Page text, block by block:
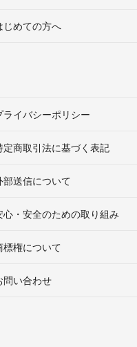
じめての方へ
ライバシーポリシー
定商取引法に基づく表記
部送信について
心・安全のための取り組み
標権について
問い合わせ